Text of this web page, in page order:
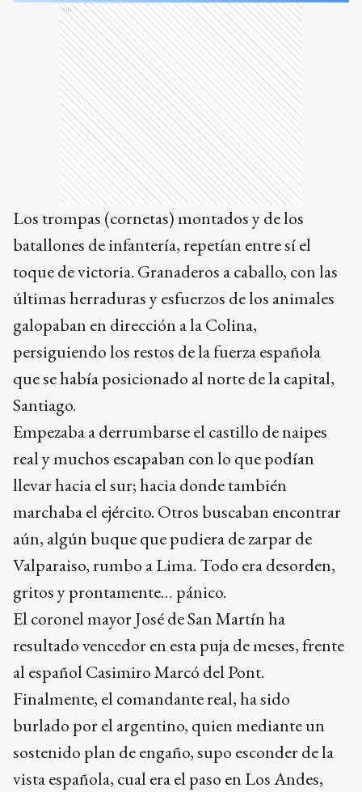
Ads
Los trompas (cornetas) montados y de los
batallones de infantería, repetían entre sí el
toque de victoria. Granaderos a caballo, con las
últimas herraduras y esfuerzos de los animales
galopaban en dirección a la Colina,
persiguiendo los restos de la fuerza española
que se había posicionado al norte de la capital,
Santiago.
Empezaba a derrumbarse el castillo de naipes
real y muchos escapaban con lo que podían
llevar hacia el sur; hacia donde también
marchaba el ejército. Otros buscaban encontrar
aún, algún buque que pudiera de zarpar de
Valparaiso, rumbo a Lima. Todo era desorden,
gritos y prontamente… pánico.
El coronel mayor José de San Martín ha
resultado vencedor en esta puja de meses, frente
al español Casimiro Marcó del Pont.
Finalmente, el comandante real, ha sido
burlado por el argentino, quien mediante un
sostenido plan de engaño, supo esconder de la
vista española, cual era el paso en Los Andes,